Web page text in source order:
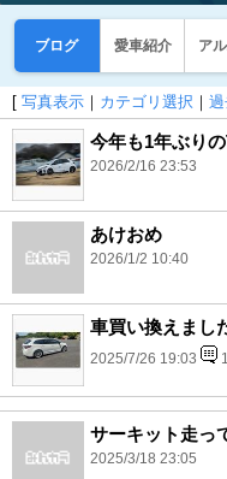
ブログ 愛車紹介 ア
[ 写真表示 ｜ カテゴリ選択 ｜
今年も1年ぶり
2026/2/16 23:53
あけおめ
2026/1/2 10:40
車買い換えまし
2025/7/26 19:03 1
サーキット走っ
2025/3/18 23:05